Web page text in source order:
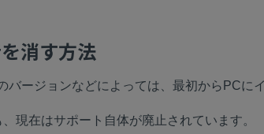
消す方法
ージョンなどによっては、最初からPCに
現在はサポート自体が廃止されています。